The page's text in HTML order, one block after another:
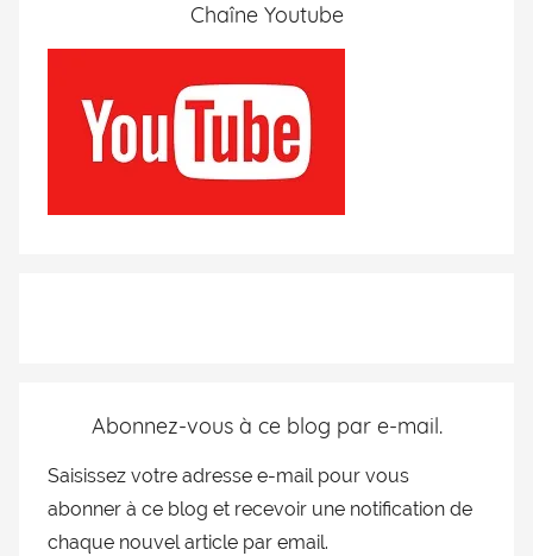
Chaîne Youtube
Abonnez-vous à ce blog par e-mail.
Saisissez votre adresse e-mail pour vous
abonner à ce blog et recevoir une notification de
chaque nouvel article par email.